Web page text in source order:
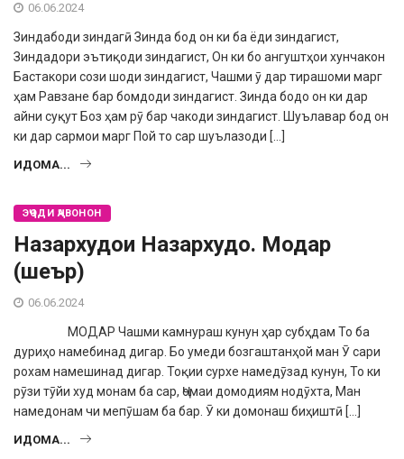
06.06.2024
Зиндабоди зиндагӣ Зинда бод он ки ба ёди зиндагист,
Зиндадори эътиқоди зиндагист, Он ки бо ангуштҳои хунчакон
Бастакори сози шоди зиндагист, Чашми ӯ дар тирашоми марг
ҳам Равзане бар бомдоди зиндагист. Зинда бодо он ки дар
айни суқут Боз ҳам рӯ бар чакоди зиндагист. Шуълавар бод он
ки дар сармои марг Пой то сар шуълазоди […]
ИДОМА...
ЭҶОДИ ҶАВОНОН
Назархудои Назархудо. Модар
(шеър)
06.06.2024
МОДАР Чашми камнураш кунун ҳар субҳдам То ба
дуриҳо намебинад дигар. Бо умеди бозгаштанҳой ман Ӯ сари
рохам намешинад дигар. Тоқии сурхе намедӯзад кунун, То ки
рӯзи тӯйи худ монам ба сар, Ҷомаи домодиям нодӯхта, Ман
намедонам чи мепӯшам ба бар. Ӯ ки домонаш биҳиштӣ […]
ИДОМА...